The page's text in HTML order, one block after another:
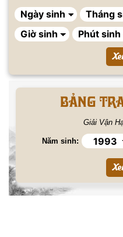
BẢNG
Giải Vận
Năm sinh: